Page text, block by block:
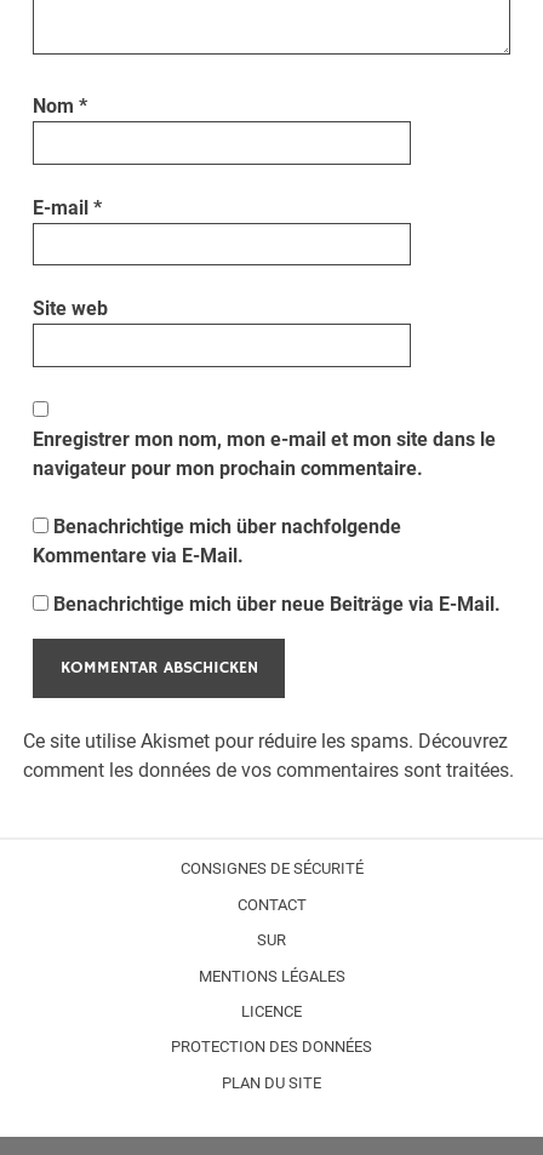
Nom*
E-mail*
Site web
Enregistrer mon nom, mon e-mail et mon site dans le
navigateur pour mon prochain commentaire.
Benachrichtige mich über nachfolgende
Kommentare via E-Mail.
Benachrichtige mich über neue Beiträge via E-Mail.
Ce site utilise Akismet pour réduire les spams. Découvrez
comment les données de vos commentaires sont traitées.
CONSIGNES DE SÉCURITÉ
CONTACT
SUR
MENTIONS LÉGALES
LICENCE
PROTECTION DES DONNÉES
PLAN DU SITE